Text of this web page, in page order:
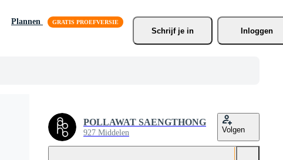
Plannen
Schrijf je in Inloggen
POLLAWAT SAENGTHONG
927 Middelen Volgen